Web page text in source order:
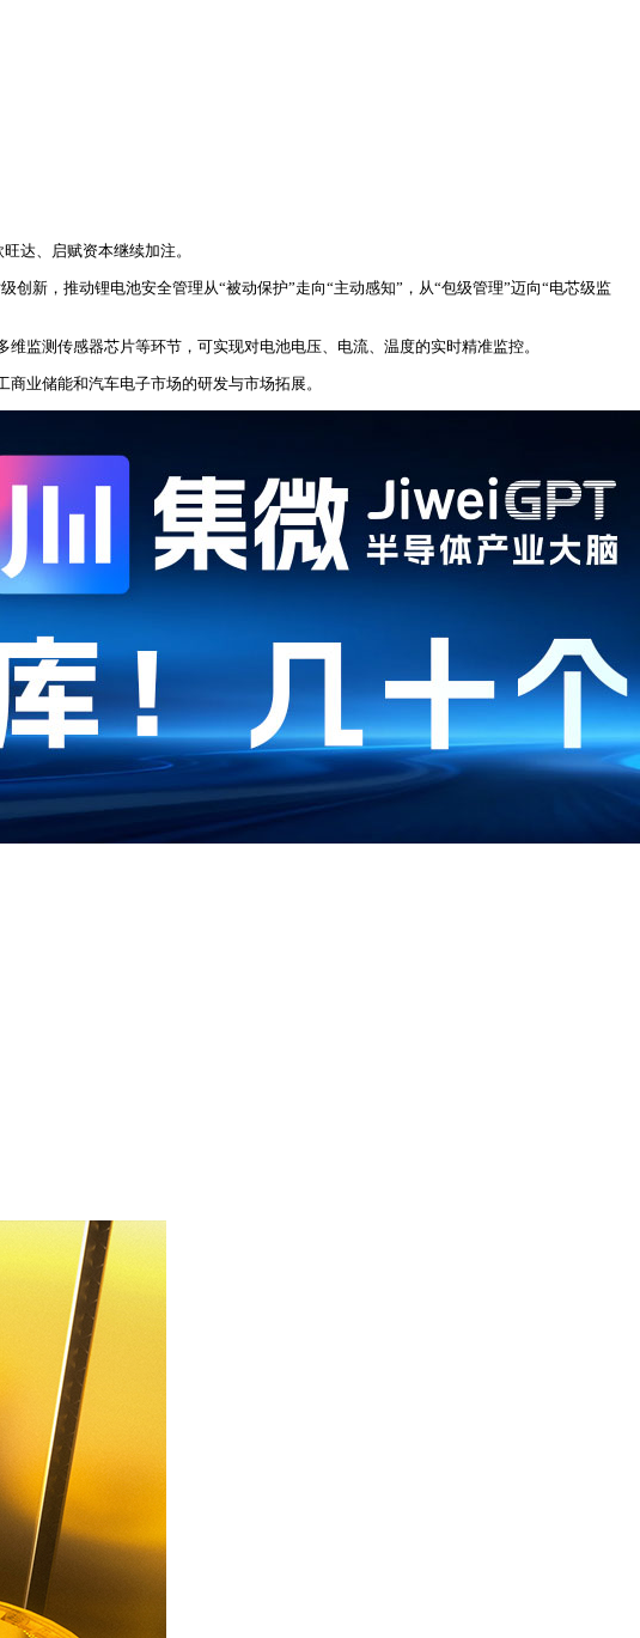
达、启赋资本继续加注。
新，推动锂电池安全管理从“被动保护”走向“主动感知”，从“包级管理”迈向“电芯级监
监测传感器芯片等环节，可实现对电池电压、电流、温度的实时精准监控。
业储能和汽车电子市场的研发与市场拓展。